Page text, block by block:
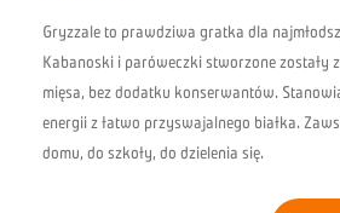
Gryzzale to prawdziwa gratka dla
Kabanoski i paróweczki stworzone zostały
mięsa, bez dodatku konserwantów.
energii z łatwo przyswajalnego białka.
domu, do szkoły, do dzielenia się.